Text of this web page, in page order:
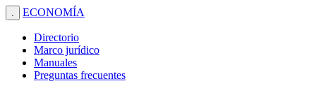
. ECONOMÍA
Directorio
Marco jurídico
Manuales
Preguntas frecuentes